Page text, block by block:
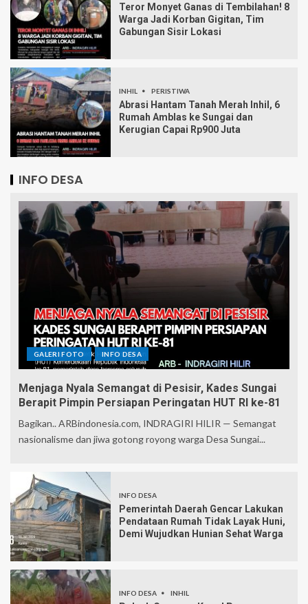
Teror Monyet Ganas di Tembilahan! 8
Warga Jadi Korban Gigitan, Tim
Gabungan Sisir Lokasi
INHIL PERISTIWA
Abrasi Hantam Tanah Merah Inhil, 6
Rumah Amblas ke Sungai dan
Kerugian Capai Rp900 Juta
INFO DESA
GALERI FOTO INFO DESA
Menjaga Nyala Semangat di Pesisir, Kades Sungai
Berapit Pimpin Persiapan Peringatan HUT RI ke-81
Bagikan.. ARBindonesia.com, INDRAGIRI HILIR — Semangat
nasionalisme dan jiwa gotong royong warga Desa Sungai...
INFO DESA
Pemerintah Daerah Gencar Lakukan
Pendataan Rumah Tidak Layak Huni,
Demi Wujudkan Hunian Sehat Warga
INFO DESA INHIL